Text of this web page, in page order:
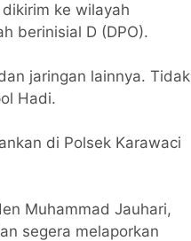
ke wilayah
berinisial D (DPO).
jaringan lainnya. Tidak
Hadi.
di Polsek Karawaci
Muhammad Jauhari,
segera melaporkan